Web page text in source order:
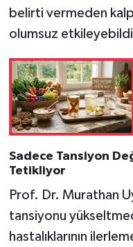
belirti vermeden
olumsuz
Sadece Tansiyon
Tetikliyor
Prof. Dr. Murathan
tansiyonu
hastalıklarının